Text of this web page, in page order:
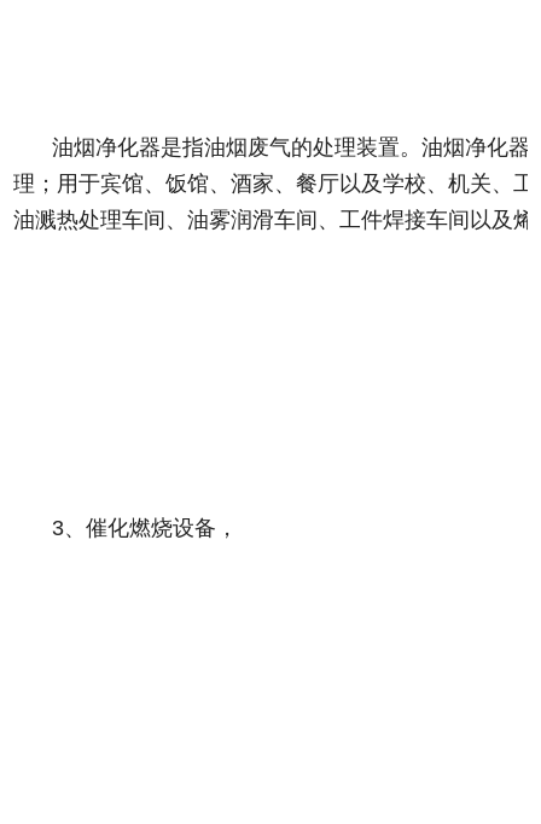
油烟净化器是指油烟废气的处理装置。油烟净化
理；用于宾馆、饭馆、酒家、餐厅以及学校、机关、
油溅热处理车间、油雾润滑车间、工件焊接车间以及
3、催化燃烧设备，